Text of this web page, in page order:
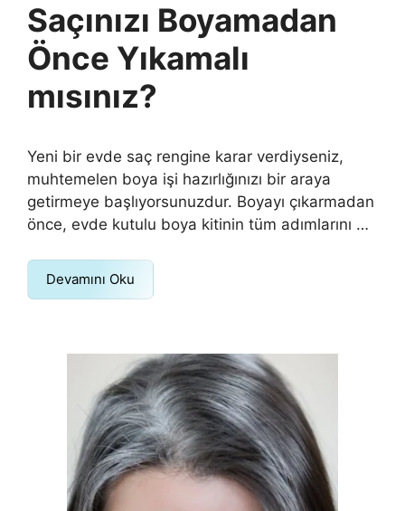
Saçınızı Boyamadan
Önce Yıkamalı
mısınız?
Yeni bir evde saç rengine karar verdiyseniz,
muhtemelen boya işi hazırlığınızı bir araya
getirmeye başlıyorsunuzdur. Boyayı çıkarmadan
önce, evde kutulu boya kitinin tüm adımlarını …
Devamını Oku